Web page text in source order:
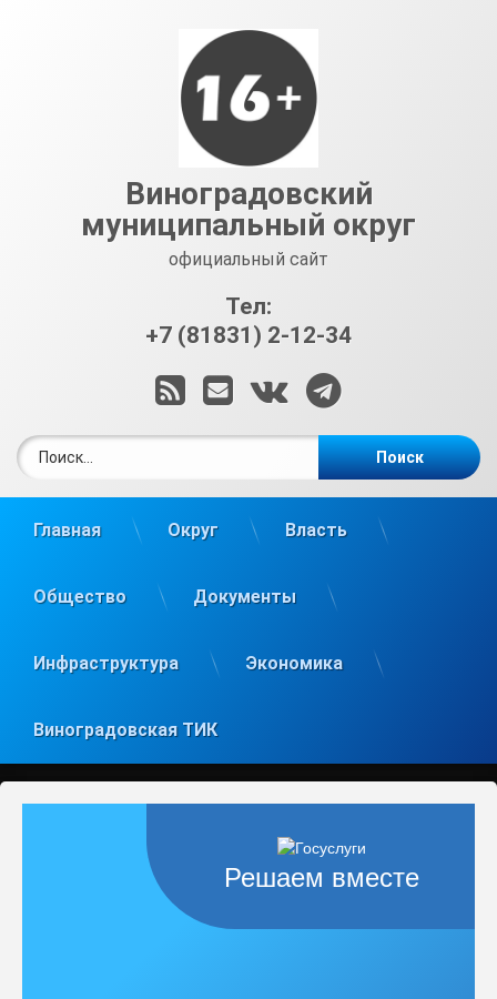
Виноградовский
муниципальный округ
официальный сайт
Тел:
+7 (81831) 2-12-34
RSSE-mailВКонтакте
Telegram
Главная Округ Власть
Общество Документы
Инфраструктура Экономика
Виноградовская ТИК
Решаем вместе